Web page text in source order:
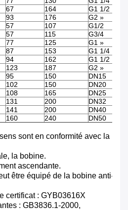
67 164
G1 1/2
93 176
G2 »
57 107
G1/2
57 115
G3/4
77 125
G1 »
87 153
G1 1/4
94 162
G1 1/2
123 187
G2 »
95 150
DN15
102 150
DN20
108 165
DN25
131 200
DN32
141 200
DN40
160 240 DN50
sont en conformité avec la
la bobine.
ascendante.
être équipé de la bobine anti-
certificat : GYB03616X
: GB3836.1-2000,